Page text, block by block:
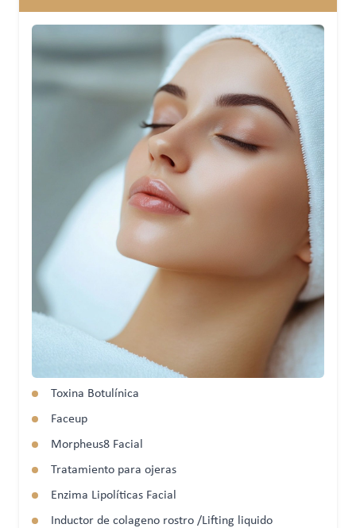
Toxina Botulínica
Faceup
Morpheus8 Facial
Tratamiento para ojeras
Enzima Lipolíticas Facial
Inductor de colageno rostro /Lifting liquido